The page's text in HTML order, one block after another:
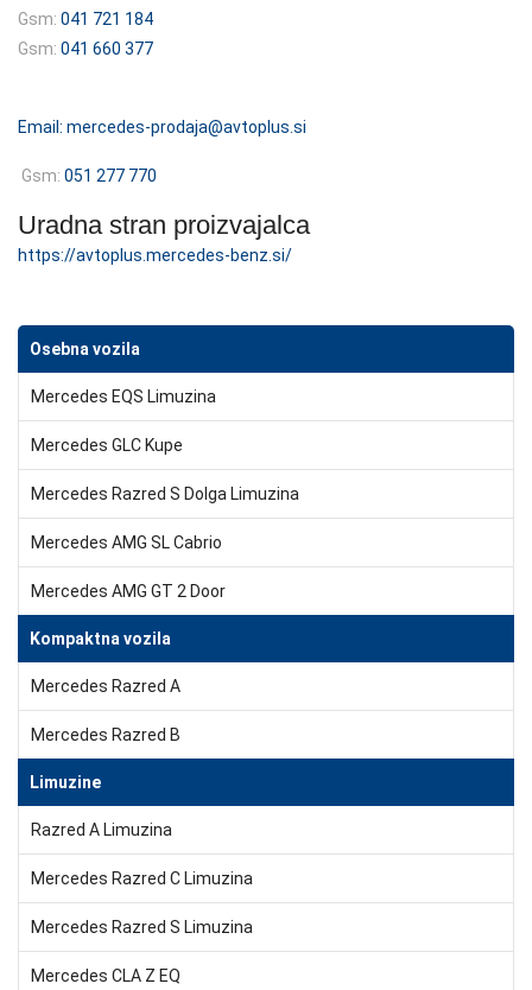
Gsm: 041 721 184
Gsm: 041 660 377
Email: mercedes-prodaja@avtoplus.si
Gsm: 051 277 770
Uradna stran proizvajalca
https://avtoplus.mercedes-benz.si/
Osebna vozila
Mercedes EQS Limuzina
Mercedes GLC Kupe
Mercedes Razred S Dolga Limuzina
Mercedes AMG SL Cabrio
Mercedes AMG GT 2 Door
Kompaktna vozila
Mercedes Razred A
Mercedes Razred B
Limuzine
Razred A Limuzina
Mercedes Razred C Limuzina
Mercedes Razred S Limuzina
Mercedes CLA Z EQ